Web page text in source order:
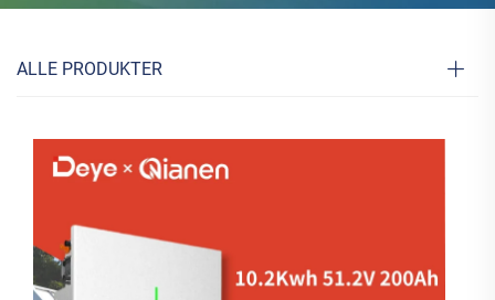
ALLE PRODUKTER